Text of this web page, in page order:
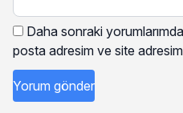
Daha sonraki
posta adresim ve site